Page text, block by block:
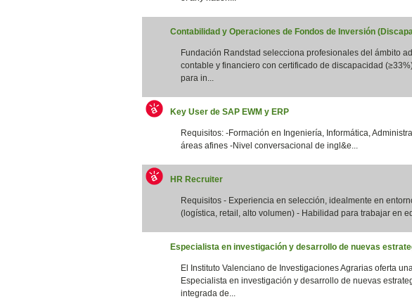
Contabilidad y Operaciones de Fondos de Inversión
Fundación Randstad selecciona profesionales del ámbito
contable y financiero con certificado de discapacidad
para in...
Key User de SAP EWM y ERP
Requisitos: -Formación en Ingeniería, Informática,
áreas afines -Nivel conversacional de ingl&e...
HR Recruiter
Requisitos - Experiencia en selección, idealmente en
(logística, retail, alto volumen) - Habilidad para trabajar en
Especialista en investigación y desarrollo de nuevas
El Instituto Valenciano de Investigaciones Agrarias oferta
Especialista en investigación y desarrollo de nuevas
integrada de...